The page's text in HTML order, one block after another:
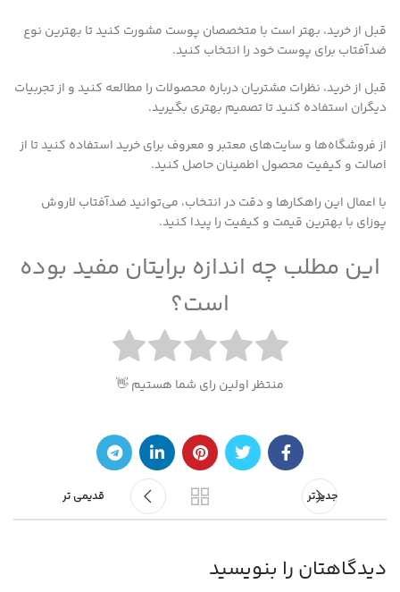
قبل از خرید، بهتر است با متخصصان پوست مشورت کنید تا بهترین نوع
ضدآفتاب برای پوست خود را انتخاب کنید.
قبل از خرید، نظرات مشتریان درباره محصولات را مطالعه کنید و از تجربیات
دیگران استفاده کنید تا تصمیم بهتری بگیرید.
از فروشگاه‌ها و سایت‌های معتبر و معروف برای خرید استفاده کنید تا از
اصالت و کیفیت محصول اطمینان حاصل کنید.
با اعمال این راهکارها و دقت در انتخاب، می‌توانید ضدآفتاب لاروش
پوزای با بهترین قیمت و کیفیت را پیدا کنید.
این مطلب چه اندازه برایتان مفید بوده
است؟
منتظر اولین رای شما هستیم 👋
جدیدتر قدیمی تر
دیدگاهتان را بنویسید